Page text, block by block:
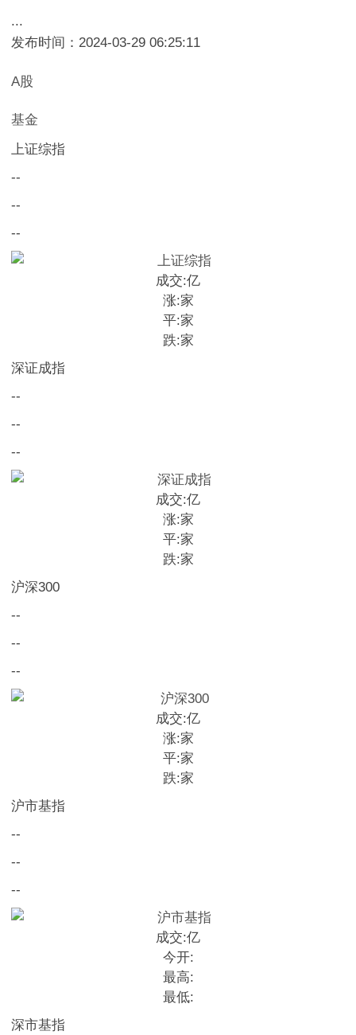
...
发布时间：2024-03-29 06:25:11
A股
基金
上证综指
--
--
--
成交:亿
涨:家
平:家
跌:家
深证成指
--
--
--
成交:亿
涨:家
平:家
跌:家
沪深300
--
--
--
成交:亿
涨:家
平:家
跌:家
沪市基指
--
--
--
成交:亿
今开:
最高:
最低:
深市基指